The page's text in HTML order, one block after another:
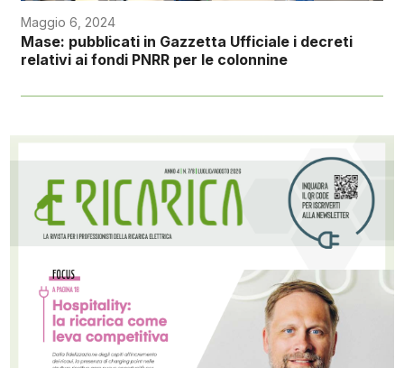
Maggio 6, 2024
Mase: pubblicati in Gazzetta Ufficiale i decreti
relativi ai fondi PNRR per le colonnine